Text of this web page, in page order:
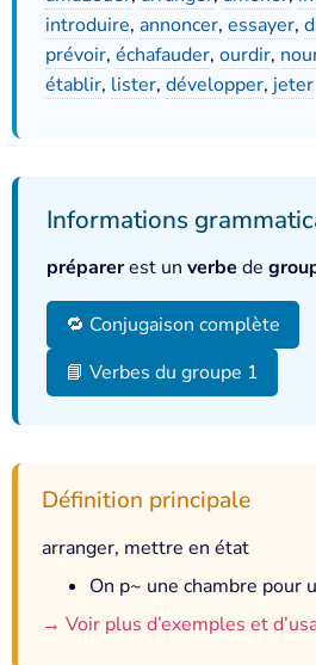
introduire, annoncer, essayer,
prévoir, échafauder, ourdir,
établir, lister, développer, jeter
Informations
préparerest un verbe de
🔁 Conjugaison complète
📘 Verbes du groupe 1
Définition principale
arranger, mettre en état
On p~ une chambre pour
→ Voir plus d’exemples et